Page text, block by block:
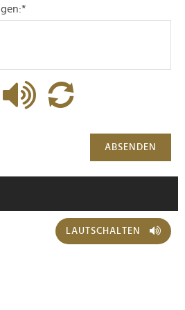
*
ABSENDEN
LAUTSCHALTEN